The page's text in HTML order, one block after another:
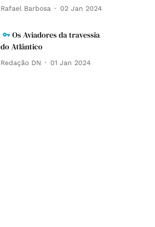
Rafael Barbosa 02 Jan 2024
Os Aviadores da travessia
do Atlântico
Redação DN 01 Jan 2024